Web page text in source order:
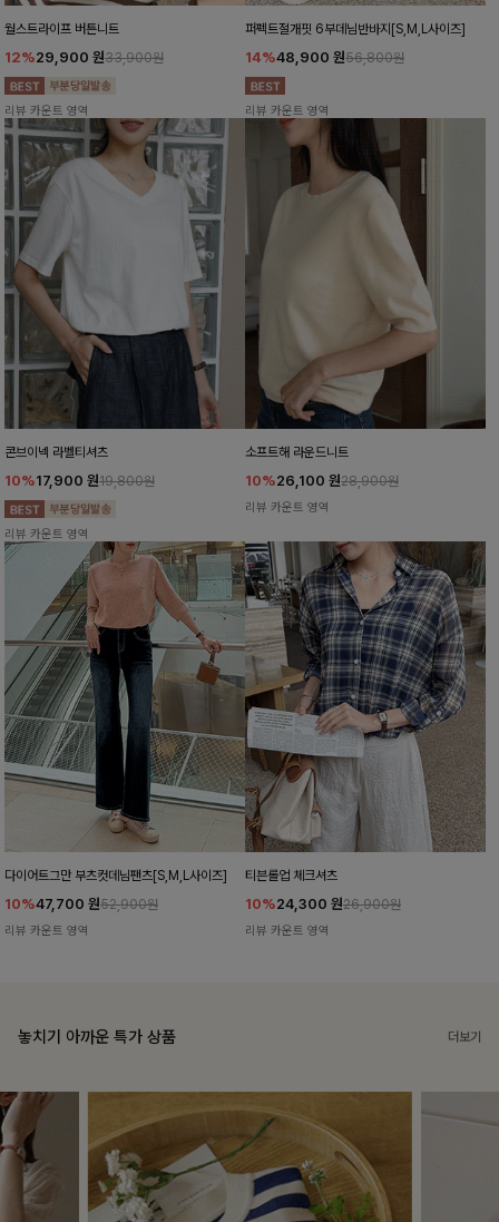
월스트라이프 버튼니트
12%29,900 원33,900원
리뷰 카운트 영역
퍼펙트절개핏 6부데님반바지[S,M,L사이즈]
14%48,900 원56,800원
리뷰 카운트 영역
콘브이넥 라벨티셔츠
10%17,900 원19,800원
리뷰 카운트 영역
소프트해 라운드니트
10%26,100 원28,900원
리뷰 카운트 영역
다이어트그만 부츠컷데님팬츠[S,M,L사이즈]
10%47,700 원52,900원
리뷰 카운트 영역
티븐롤업 체크셔츠
10%24,300 원26,900원
리뷰 카운트 영역
놓치기 아까운 특가 상품 더보기